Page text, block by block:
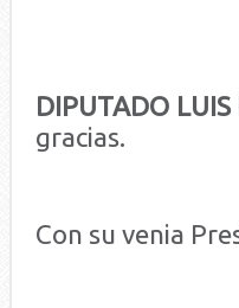
DIPUTADO
gracias.
Con su venia